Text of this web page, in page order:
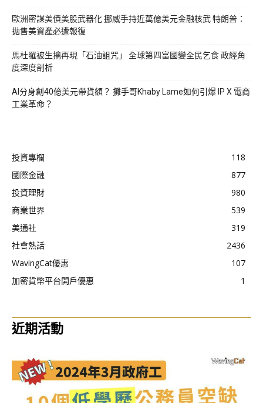
歐洲密謀美債美股武器化 挪威手持近萬億美元金融核武 特朗普：
拋售美資產必遭報復
馬杜羅被生擒再現「石油詛咒」 全球第四富國變全民乞食 政經角
度深度剖析
AI分身創40億美元帶貨額？ 攤手哥Khaby Lame如何引爆 IP X 電商
工業革命？
投資專欄
118
國際金融
877
投資理財
980
商業世界
539
美通社
319
社會熱話
2436
WavingCat優惠
107
加密貨幣平台開戶優惠
1
近期活動